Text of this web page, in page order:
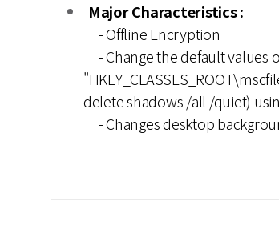
Major Characteristics :
- Offline Encryption
- Change the default values
delete shadows /all /quiet)
- Changes desktop